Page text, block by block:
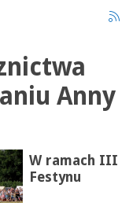
Anny
W ramach III
Festynu